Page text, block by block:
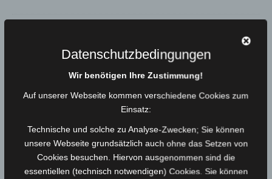
Einsatz vom 18.01.18 – Sicherheitswache
wegen Sturm
Einsatz vom 18.01.18 – Ast drohte zu fallen
18.01.2018 Medienwart
Datenschutzbedingungen
Wir benötigen Ihre Zustimmung!
Auf unserer Webseite kommen verschiedene Cookies zum
Einsatz:
Technische und solche zu Analyse-Zwecken; Sie können
unsere Webseite grundsätzlich auch ohne das Setzen von
Cookies besuchen. Hiervon ausgenommen sind die
essentiellen (technisch notwendigen) Cookies. Sie können